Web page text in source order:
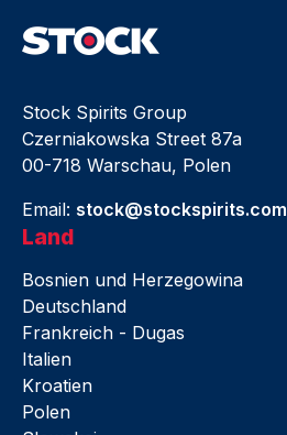
Stock Spirits Group
Czerniakowska Street 87a
00-718 Warschau, Polen
Email: stock@stockspirits.com
Land
Bosnien und Herzegowina
Deutschland
Frankreich - Dugas
Italien
Kroatien
Polen